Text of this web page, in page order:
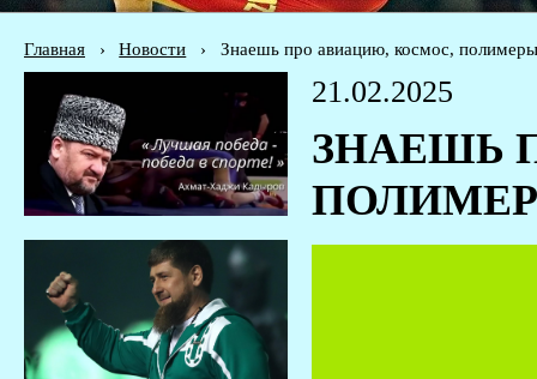
Главная › Новости › Знаешь про авиацию, космос,
21.02.2025
ЗНАЕШЬ